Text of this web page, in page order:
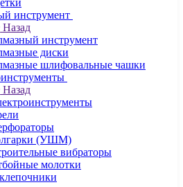
инструмент
Назад
инструмент
диски
шлифовальные чашки
Назад
(УШМ)
вибраторы
молотки